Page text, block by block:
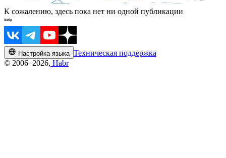
К сожалению, здесь пока нет ни одной публикации
Настройка языка Техническая поддержка
© 2006–2026, Habr